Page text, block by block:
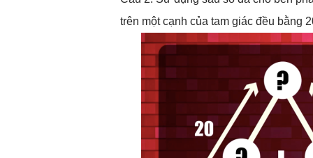
trên một cạnh của tam giác đều bằng